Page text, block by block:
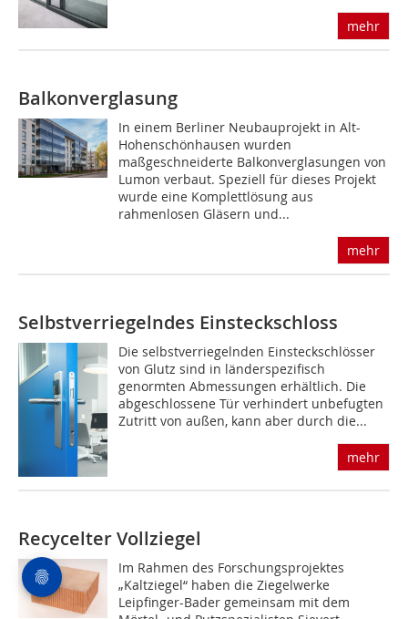
mehr
Balkonverglasung
In einem Berliner Neubauprojekt in Alt-
Hohenschönhausen wurden
maßgeschneiderte Balkonverglasungen von
Lumon verbaut. Speziell für dieses Projekt
wurde eine Komplettlösung aus
rahmenlosen Gläsern und...
mehr
Selbstverriegelndes Einsteckschloss
Die selbstverriegelnden Einsteckschlösser
von Glutz sind in länderspezifisch
genormten Abmessungen erhältlich. Die
abgeschlossene Tür verhindert unbefugten
Zutritt von außen, kann aber durch die...
mehr
Recycelter Vollziegel
Im Rahmen des Forschungsprojektes
„Kaltziegel“ haben die Ziegelwerke
Leipfinger-Bader gemeinsam mit dem